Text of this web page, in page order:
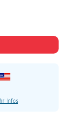
Infos